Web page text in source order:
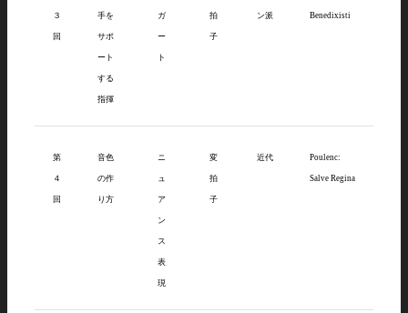
３
回
手を
サポ
ート
する
指揮
ガ
ー
ト
拍
子
ン派 Benedixisti
第
４
回
音色
の作
り方
ニ
ュ
ア
ン
ス
表
現
変
拍
子
近代 Poulenc:
Salve Regina